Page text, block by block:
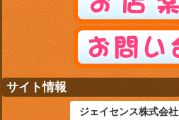
サイト情報
ジェイセンス株式会社